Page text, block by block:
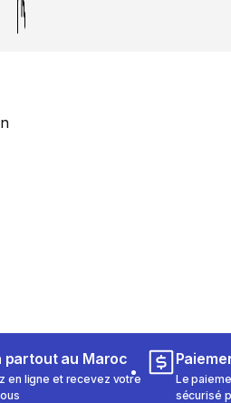
partout au Maroc
en ligne et recevez votre
Le
sécurisé